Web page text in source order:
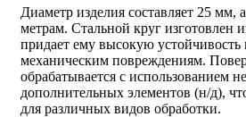
Диаметр изделия составляет 25 мм,
метрам. Стальной круг изготовлен
придает ему высокую устойчивость
механическим повреждениям.
обрабатывается с использованием
дополнительных элементов (н/д),
для различных видов обработки.